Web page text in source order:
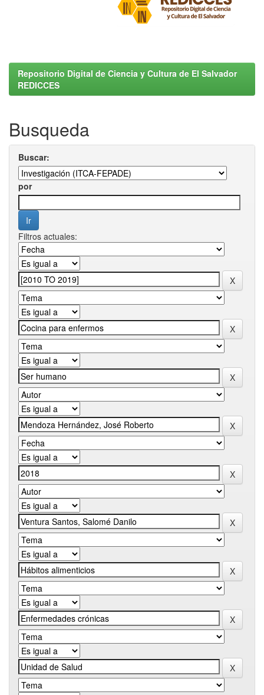
Repositorio Digital de Ciencia y Cultura de El Salvador
REDICCES
Busqueda
Buscar:
por
Filtros actuales: